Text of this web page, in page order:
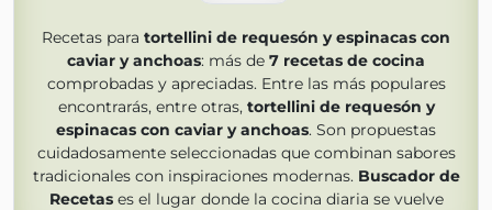
Recetas para tortellini de requesón y espinacas con
caviar y anchoas: más de 7 recetas de cocina
comprobadas y apreciadas. Entre las más populares
encontrarás, entre otras, tortellini de requesón y
espinacas con caviar y anchoas. Son propuestas
cuidadosamente seleccionadas que combinan sabores
tradicionales con inspiraciones modernas. Buscador de
Recetases el lugar donde la cocina diaria se vuelve